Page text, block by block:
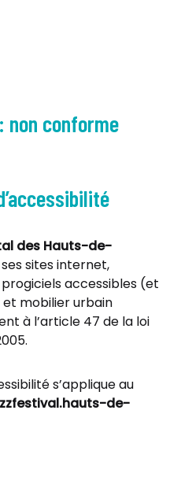
conforme
des Hauts-de-
sites internet,
accessibles (et
mobilier urbain
à l’article 47 de la loi
s’applique au
de-